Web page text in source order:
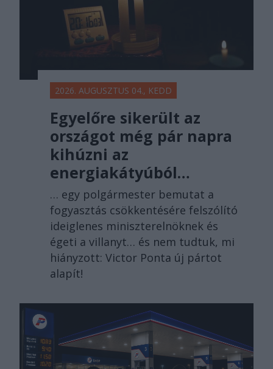
2026. AUGUSZTUS 04., KEDD
Egyelőre sikerült az
országot még pár napra
kihúzni az
energiakátyúból…
… egy polgármester bemutat a
fogyasztás csökkentésére felszólító
ideiglenes miniszterelnöknek és
égeti a villanyt… és nem tudtuk, mi
hiányzott: Victor Ponta új pártot
alapít!